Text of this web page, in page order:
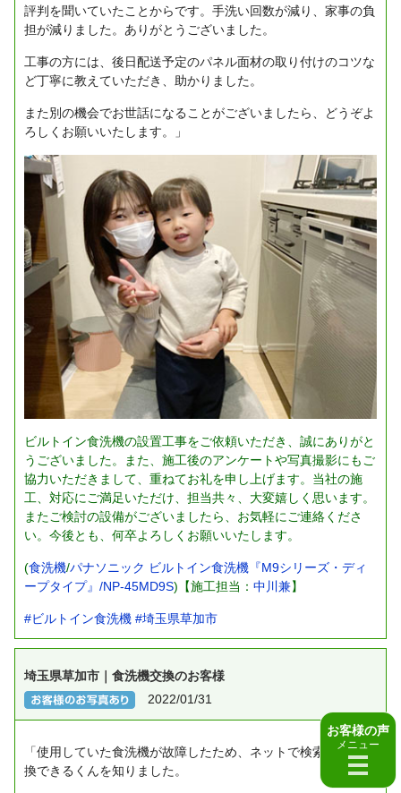
評判を聞いていたことからです。手洗い回数が減り、家事の負
担が減りました。ありがとうございました。
工事の方には、後日配送予定のパネル面材の取り付けのコツな
ど丁寧に教えていただき、助かりました。
また別の機会でお世話になることがございましたら、どうぞよ
ろしくお願いいたします。」
ビルトイン食洗機の設置工事をご依頼いただき、誠にありがと
うございました。また、施工後のアンケートや写真撮影にもご
協力いただきまして、重ねてお礼を申し上げます。当社の施
工、対応にご満足いただけ、担当共々、大変嬉しく思います。
またご検討の設備がございましたら、お気軽にご連絡くださ
い。今後とも、何卒よろしくお願いいたします。
(食洗機/パナソニック ビルトイン食洗機『M9シリーズ・ディ
ープタイプ』/NP-45MD9S)【施工担当： 中川兼】
#ビルトイン食洗機 #埼玉県草加市
埼玉県草加市｜食洗機交換のお客様
2022/01/31
「使用していた食洗機が故障したため、ネットで検索して、交
換できるくんを知りました。
お客様の声
メニュー